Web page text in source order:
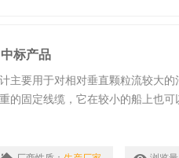
标产品
主要用于对相对垂直颗粒流较大
的固定线缆，它在较小的船上也